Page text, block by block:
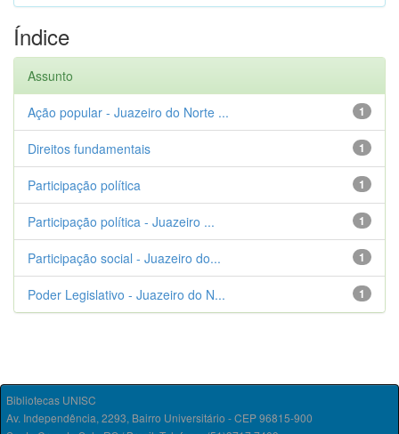
Índice
Assunto
1
Ação popular - Juazeiro do Norte ...
1
Direitos fundamentais
1
Participação política
1
Participação política - Juazeiro ...
1
Participação social - Juazeiro do...
1
Poder Legislativo - Juazeiro do N...
Bibliotecas UNISC
Av. Independência, 2293, Bairro Universitário - CEP 96815-900